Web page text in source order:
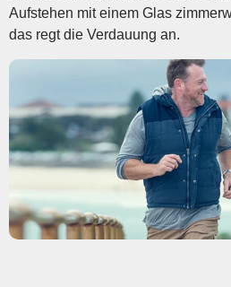
Aufstehen mit einem Glas
das regt die Verdauung an.